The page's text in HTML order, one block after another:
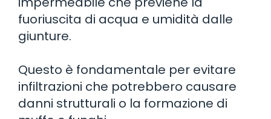
fuoriuscita di acqua e umidità dalle
giunture.
Questo è fondamentale per evitare
infiltrazioni che potrebbero causare
danni strutturali o la formazione di